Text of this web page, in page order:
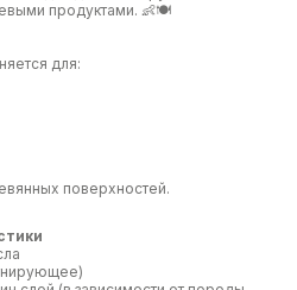
продуктами. 👶🍽️
для:
поверхностей.